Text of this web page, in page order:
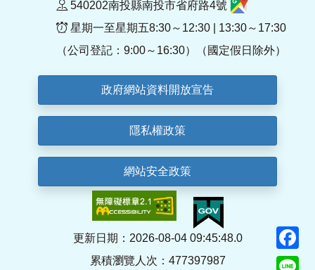
540202南投縣南投市省府路4號
星期一至星期五8:30～12:30 | 13:30～17:30
（公司登記：9:00～16:30）（國定假日除外）
政府網站資料開放宣告
隱私權政策
網站安全政策
更新日期：2026-08-04 09:45:48.0
累積瀏覽人次：477397987